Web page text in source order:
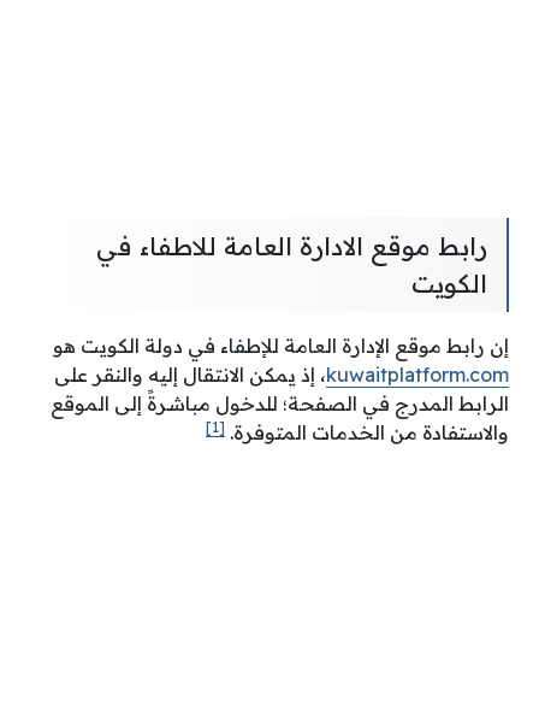
رابط موقع الادارة العامة للاطفاء في
الكويت
إن رابط موقع الإدارة العامة للإطفاء في دولة الكويت هو
kuwaitplatform.com، إذ يمكن الانتقال إليه والنقر على
الرابط المدرج في الصفحة؛ للدخول مباشرةً إلى الموقع
والاستفادة من الخدمات المتوفرة. [1]